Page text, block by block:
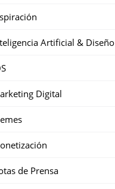
Artificial & Diseño
Digital
de Prensa